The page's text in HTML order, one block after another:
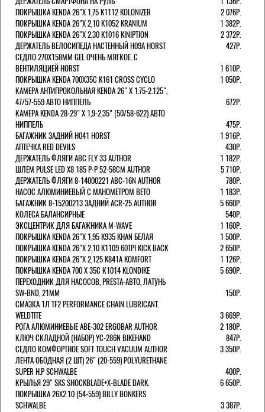
ПОКРЫШКА KENDA 26"Х 1,75 K1112 KOLONIZER
2 076Р.
ПОКРЫШКА KENDA 26"Х 2,10 K1052 KRANIUM
1 382Р.
ПОКРЫШКА KENDA 26"Х 2,30 K1016 KINIPTION
2 372Р.
ДЕРЖАТЕЛЬ ВЕЛОСИПЕДА НАСТЕННЫЙ H09A HORST
427Р.
СЕДЛО 270Х158ММ GEL ОЧЕНЬ МЯГКОЕ. С
ВЕНТИЛЯЦИЕЙ HORST
1 610Р.
ПОКРЫШКА KENDA 700Х35С K161 CROSS CYCLO
1 050Р.
КАМЕРА АНТИПРОКОЛЬНАЯ KENDA 26" Х 1.75-2.125",
47/57-559 АВТО НИППЕЛЬ
672Р.
КАМЕРА KENDA 28-29" Х 1,9-2,35" (50/58-622) АВТО
НИППЕЛЬ
475Р.
БАГАЖНИК ЗАДНИЙ H041 HORST
1 916Р.
АПТЕЧКА RED DEVILS
430Р.
ДЕРЖАТЕЛЬ ФЛЯГИ АВС FLY 33 AUTHOR
1 182Р.
ШЛЕМ PULSE LED X8 185 Р-Р 52-58СМ AUTHOR
5 710Р.
ДЕРЖАТЕЛЬ ФЛЯГИ 8-14000221 ABC-16N AUTHOR
780Р.
НАСОС АЛЮМИНИЕВЫЙ С МАНОМЕТРОМ BETO
1 183Р.
БАГАЖНИК 8-15200213 ЗАДНИЙ ACR-25 AUTHOR
5 660Р.
КОЛЕСА БАЛАНСИРНЫЕ
540Р.
ЭКСЦЕНТРИК ДЛЯ БАГАЖНИКА M-WAVE
1 160Р.
ПОКРЫШКА KENDA 26"Х 1,95 K935 KHAN БЕЛАЯ
1 500Р.
ПОКРЫШКА KENDA 26"Х 2,10 K1109 60TPI KICK BACK
2 650Р.
ПОКРЫШКА KENDA 26"Х 2,125 K841A KOMFORT
1 126Р.
ПОКРЫШКА KENDA 700 Х 35С К1014 KLONDIKE
5 690Р.
ПЕРЕХОДНИК ДЛЯ НАСОСОВ, PRESTA-АВТО, ЛАТУНЬ
SW-BND, 21ММ
150Р.
СМАЗКА 1Л TF2 PERFORMANCE CHAIN LUBRICANT.
WELDTITE
3 669Р.
РОГА АЛЮМИНИЕВЫЕ ABE-302 ERGOBAR AUTHOR
2 180Р.
КЛЮЧ СКЛАДНОЙ (НАБОР) YC-286N BIKEHAND
847Р.
СЕДЛО КОМФОРТНОЕ SOFT TOUCH VACUUM AUTHOR
3 350Р.
ЛЕНТА ОБОДНАЯ (2 ШТ) 26" (20-559) POLYURETHANE
SUPER H.P SCHWALBE
400Р.
КРЫЛЬЯ 29" SKS SHOCKBLADE+X-BLADE DARK.
6 650Р.
ПОКРЫШКА 26X2.10 (54-559) BILLY BONKERS
SCHWALBE
3 387Р.